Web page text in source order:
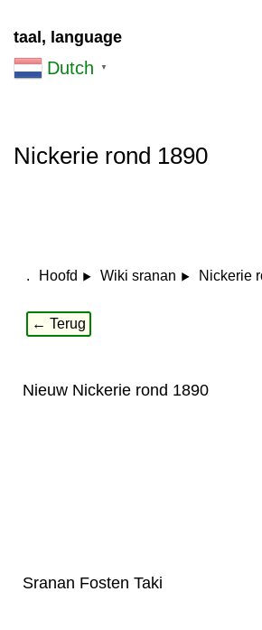
taal, language
Dutch ▼
Nickerie rond 1890
. Hoofd Wiki sranan Nickerie
← Terug
Nieuw Nickerie rond 1890
Sranan Fosten Taki